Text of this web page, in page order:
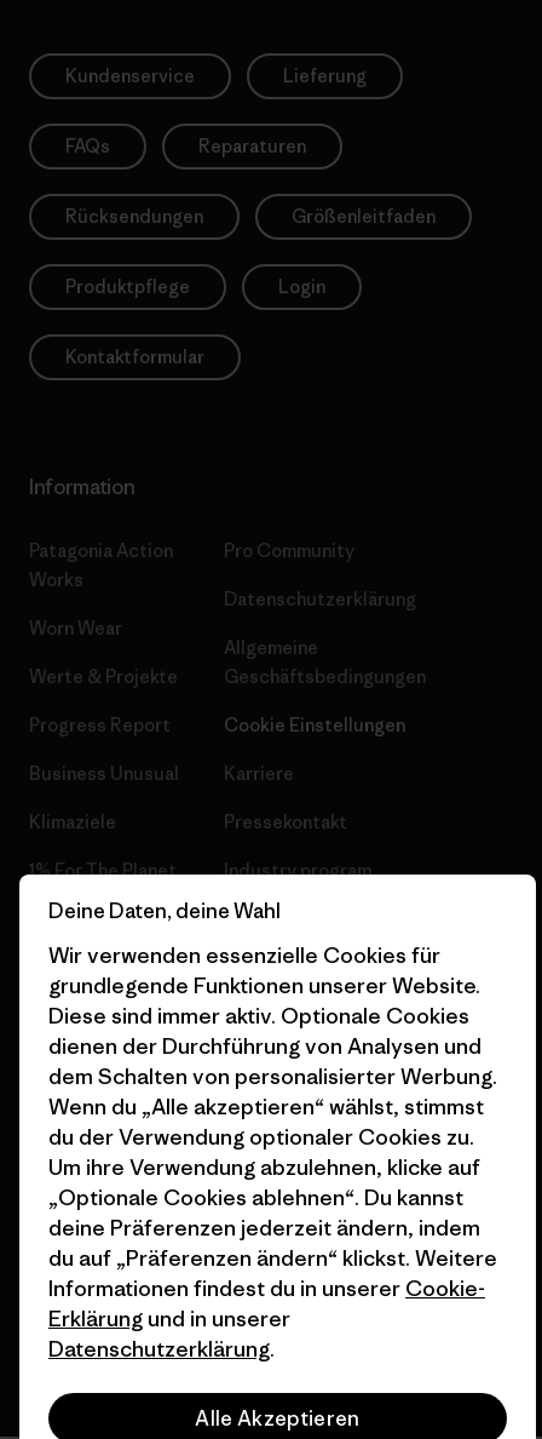
Kundenservice Lieferung
FAQs Reparaturen
Rücksendungen Größenleitfaden
Produktpflege Login
Kontaktformular
Information
Patagonia Action
Works
Worn Wear
Werte & Projekte
Progress Report
Business Unusual
Klimaziele
1% For The Planet
Wie wir finanzieren
Geschenkgutscheine
Stores in deiner Nähe
Pro Community
Datenschutzerklärung
Allgemeine
Geschäftsbedingungen
Cookie Einstellungen
Karriere
Pressekontakt
Industry program
Affiliate-Programm
Patagonia Schweiz
Seitenverzeichnis
© 2026 Patagonia, Inc. All Rights Reserved.
Deutsch
Deine Daten, deine Wahl
Wir verwenden essenzielle Cookies für
grundlegende Funktionen unserer Website.
Diese sind immer aktiv. Optionale Cookies
dienen der Durchführung von Analysen und
dem Schalten von personalisierter Werbung.
Wenn du „Alle akzeptieren“ wählst, stimmst
du der Verwendung optionaler Cookies zu.
Um ihre Verwendung abzulehnen, klicke auf
„Optionale Cookies ablehnen“. Du kannst
deine Präferenzen jederzeit ändern, indem
du auf „Präferenzen ändern“ klickst. Weitere
Informationen findest du in unserer Cookie-
Erklärung und in unserer
Datenschutzerklärung.
Alle Akzeptieren